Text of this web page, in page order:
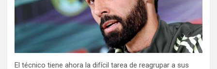
El técnico tiene ahora la difícil tarea de reagrupar a sus